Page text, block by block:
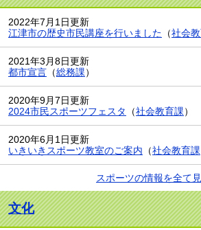
2022年7月1日更新
江津市の歴史市民講座を行いました （社会
2021年3月8日更新
都市宣言 （総務課）
2020年9月7日更新
2024市民スポーツフェスタ
（社会教育課）
2020年6月1日更新
いきいきスポーツ教室のご案内 （社会教育課
スポーツの情報を全て
文化